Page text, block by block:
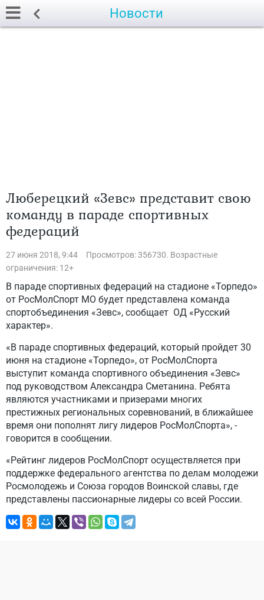
Новости
Люберецкий «Зевс» представит свою
команду в параде спортивных
федераций
27 июня 2018, 9:44
Просмотров: 356730. Возрастные
ограничения: 12+
В параде спортивных федераций на стадионе «Торпедо»
от РосМолСпорт МО будет представлена команда
спортобъединения «Зевс», сообщает ОД «Русский
характер».
«В параде спортивных федераций, который пройдет 30
июня на стадионе «Торпедо», от РосМолСпорта
выступит команда спортивного объединения «Зевс»
под руководством Александра Сметанина. Ребята
являются участниками и призерами многих
престижных региональных соревнований, в ближайшее
время они пополнят лигу лидеров РосМолСпорта», -
говорится в сообщении.
«Рейтинг лидеров РосМолСпорт осуществляется при
поддержке федерального агентства по делам молодежи
Росмолодежь и Союза городов Воинской славы, где
представлены пассионарные лидеры со всей России.